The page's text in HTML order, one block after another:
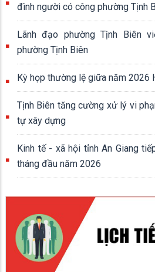
đình người có công phường Tịnh
Lãnh đạo phường Tịnh Biên
phường Tịnh Biên
Kỳ họp thường lệ giữa năm 2026
Tịnh Biên tăng cường xử lý vi
tự xây dựng
Kinh tế - xã hội tỉnh An Giang
tháng đầu năm 2026